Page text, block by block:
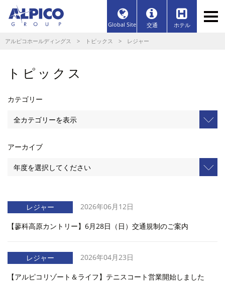
Global Site 交通 ホテル
アルピコホールディングス > トピックス > レジャー
トピックス
カテゴリー
アーカイブ
レジャー 2026年06月12日
【蓼科高原カントリー】6月28日（日）交通規制のご案内
レジャー 2026年04月23日
【アルピコリゾート＆ライフ】テニスコート営業開始しました